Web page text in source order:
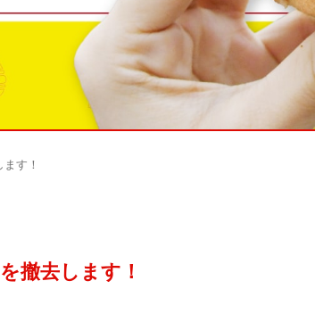
す！
撤去します！